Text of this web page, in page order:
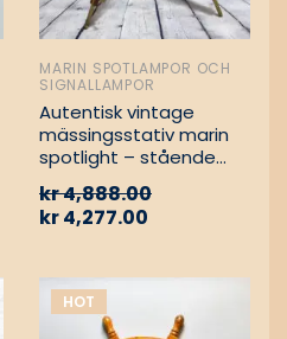
MARIN SPOTLAMPOR OCH
SIGNALLAMPOR
Autentisk vintage
mässingsstativ marin
spotlight – stående
kr4,888.00
kr4,277.00
HOT